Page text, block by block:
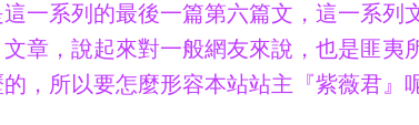
一系列的最後一篇第六篇文，這一系列
章，說起來對一般網友來說，也是匪夷
，所以要怎麼形容本站站主『紫薇君』